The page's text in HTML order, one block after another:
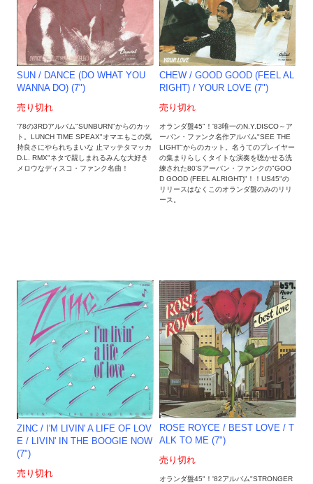
SUN / DANCE (DO WHAT YOU
WANNA DO) (7")
売り切れ
'78の3RDアルバム"SUNBURN"からのカッ
ト。LUNCH TIME SPEAX"オマエもこの気
持良さにやられちまいな 止マッテタマッカ
D.L. RMX"ネタで親しまれるみんな大好き
メロウなディスコ・ファンク名曲！
CHEW ‎/ GOOD GOOD (FEEL AL
RIGHT) / YOUR LOVE (7")
売り切れ
オランダ盤45"！'83唯一のN.Y.DISCO～ア
ーバン・ファンク名作アルバム"SEE THE
LIGHT"からのカット。名うてのプレイヤー
の集まりらしくタイトな演奏を聴かせる洗
練された80'Sアーバン・ファンクの"GOO
D GOOD (FEEL ALRIGHT)"！！US45"の
リリースはなくこのオランダ盤のみのリリ
ース。
ZINC / I'M LIVIN' A LIFE OF LOV
E / LIVIN' IN THE BOOGIE NOW
(7")
売り切れ
ROSE ROYCE ‎/ BEST LOVE / T
ALK TO ME (7")
売り切れ
オランダ盤45"！'82アルバム"STRONGER